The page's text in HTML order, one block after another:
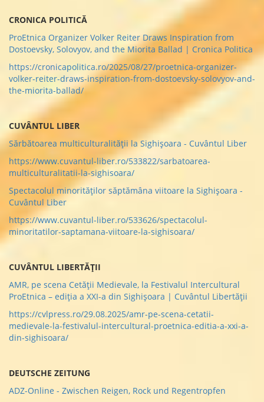
CRONICA POLITICĂ
ProEtnica Organizer Volker Reiter Draws Inspiration from
Dostoevsky, Solovyov, and the Miorita Ballad | Cronica Politica
https://cronicapolitica.ro/2025/08/27/proetnica-organizer-
volker-reiter-draws-inspiration-from-dostoevsky-solovyov-and-
the-miorita-ballad/
CUVÂNTUL LIBER
Sărbătoarea multiculturalităţii la Sighişoara - Cuvântul Liber
https://www.cuvantul-liber.ro/533822/sarbatoarea-
multiculturalitatii-la-sighisoara/
Spectacolul minorităţilor săptămâna viitoare la Sighişoara -
Cuvântul Liber
https://www.cuvantul-liber.ro/533626/spectacolul-
minoritatilor-saptamana-viitoare-la-sighisoara/
CUVÂNTUL LIBERTĂȚII
AMR, pe scena Cetății Medievale, la Festivalul Intercultural
ProEtnica – ediția a XXI-a din Sighișoara | Cuvântul Libertăţii
https://cvlpress.ro/29.08.2025/amr-pe-scena-cetatii-
medievale-la-festivalul-intercultural-proetnica-editia-a-xxi-a-
din-sighisoara/
DEUTSCHE ZEITUNG
ADZ-Online - Zwischen Reigen, Rock und Regentropfen